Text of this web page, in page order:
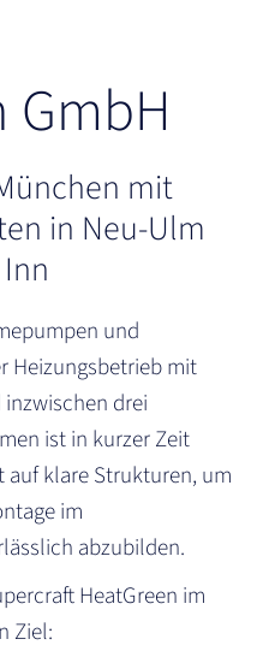
GmbH
mit
in Neu-Ulm
und
Heizungsbetrieb mit
drei
ist in kurzer Zeit
klare Strukturen, um
im
abzubilden.
HeatGreen im
Ziel: